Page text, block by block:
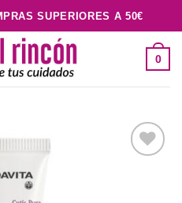
SUPERIORES A 50€
0